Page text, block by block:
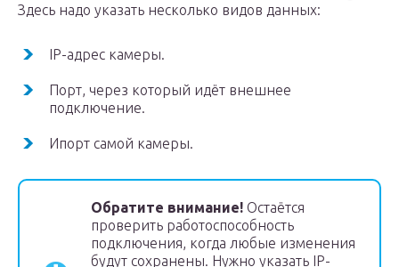
Здесь надо указать несколько видов данных:
IP-адрес камеры.
Порт, через который идёт внешнее
подключение.
Ипорт самой камеры.
Обратите внимание! Остаётся
проверить работоспособность
подключения, когда любые изменения
будут сохранены. Нужно указать IP-